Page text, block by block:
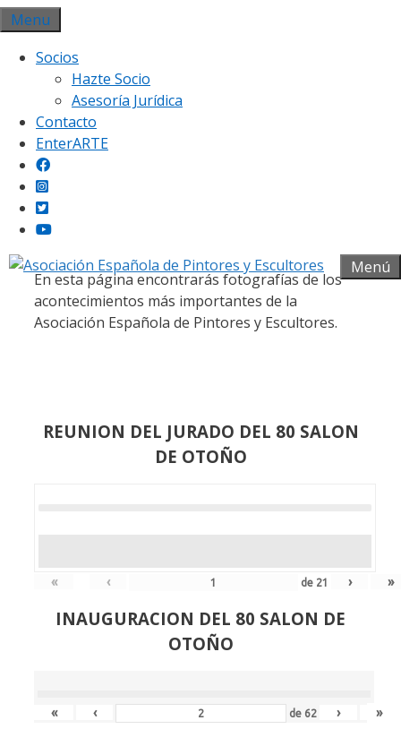
Saltar
al
contenido
Menu
Socios
Hazte Socio
Asesoría Jurídica
Contacto
EnterARTE
Menú
Galería fotográfica
En esta página encontrarás fotografías de los
acontecimientos más importantes de la
Asociación Española de Pintores y Escultores.
REUNION DEL JURADO DEL 80 SALON
DE OTOÑO
« ‹ de 21 › »
INAUGURACION DEL 80 SALON DE
OTOÑO
« ‹ de 62 › »